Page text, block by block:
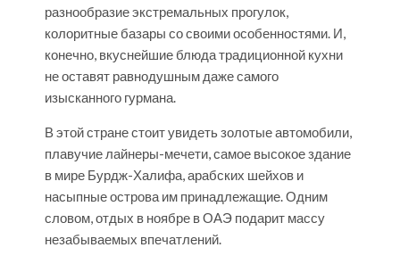
разнообразие экстремальных прогулок,
колоритные базары со своими особенностями. И,
конечно, вкуснейшие блюда традиционной кухни
не оставят равнодушным даже самого
изысканного гурмана.
В этой стране стоит увидеть золотые автомобили,
плавучие лайнеры-мечети, самое высокое здание
в мире Бурдж-Халифа, арабских шейхов и
насыпные острова им принадлежащие. Одним
словом, отдых в ноябре в ОАЭ подарит массу
незабываемых впечатлений.